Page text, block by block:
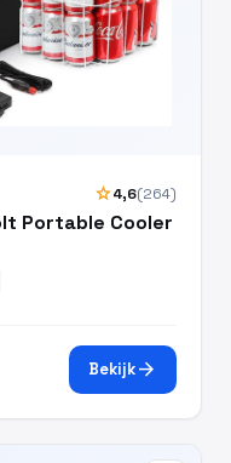
star4,6(264)
Portable Cooler
Bekijkarrow_forward